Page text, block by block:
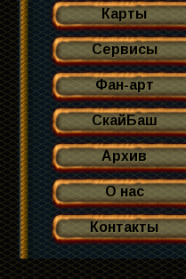
Карты
Сервисы
Фан-арт
СкайБаш
Архив
О нас
Контакты